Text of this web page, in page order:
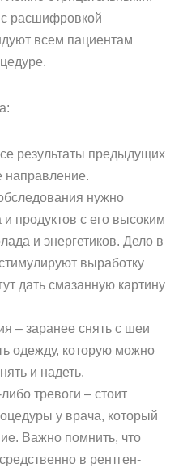
расшифровкой
всем пациентам
результаты предыдущих
направление.
нужно
и продуктов с его высоким
и энергетиков. Дело в
выработку
дать смазанную картину
– заранее снять с шеи
одежду, которую можно
и надеть.
тревоги – стоит
у врача, который
Важно помнить, что
в рентген-